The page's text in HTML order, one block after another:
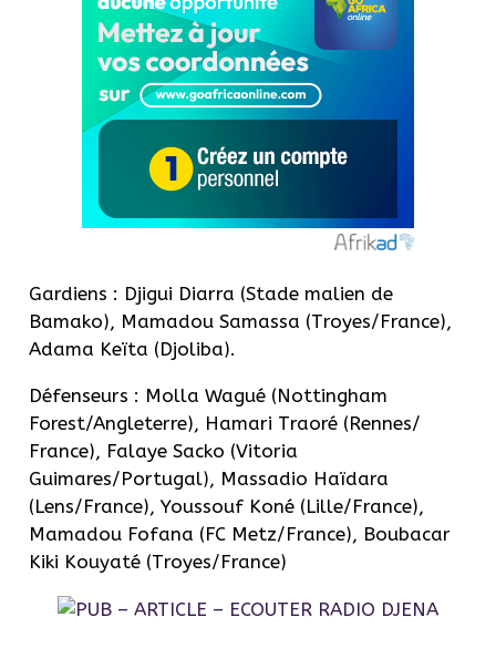
Gardiens : Djigui Diarra (Stade malien de
Bamako), Mamadou Samassa (Troyes/France),
Adama Keïta (Djoliba).
Défenseurs : Molla Wagué (Nottingham
Forest/Angleterre), Hamari Traoré (Rennes/
France), Falaye Sacko (Vitoria
Guimares/Portugal), Massadio Haïdara
(Lens/France), Youssouf Koné (Lille/France),
Mamadou Fofana (FC Metz/France), Boubacar
Kiki Kouyaté (Troyes/France)